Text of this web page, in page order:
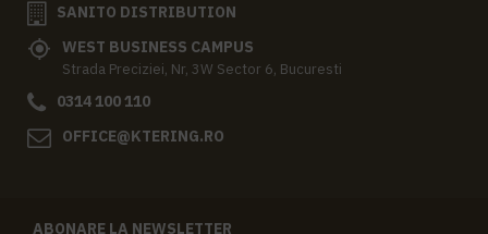
SANITO DISTRIBUTION
WEST BUSINESS CAMPUS
Strada Preciziei, Nr, 3W Sector 6, Bucuresti
0314 100 110
OFFICE@KTERING.RO
ABONARE LA NEWSLETTER